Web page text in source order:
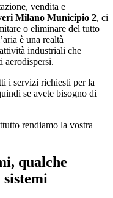
vendita e
Milano Municipio 2, ci
o eliminare del tutto
è una realtà
industriali che
aerodispersi.
i servizi richiesti per la
se avete bisogno di
rendiamo la vostra
qualche